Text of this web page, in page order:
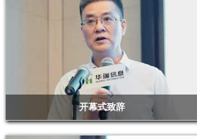
开幕式致辞
浙江华瑞信息资讯股份有限公司总经理 赖天明